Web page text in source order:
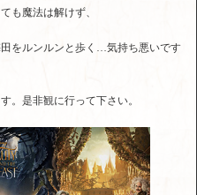
も魔法は解けず、
をルンルンと歩く…気持ち悪いです
。是非観に行って下さい。